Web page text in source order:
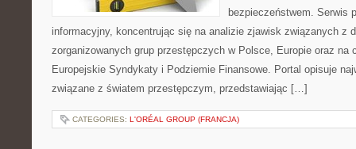
bezpieczeństwem. Serwis
informacyjny, koncentrując się na analizie zjawisk związanych z
zorganizowanych grup przestępczych w Polsce, Europie oraz na
Europejskie Syndykaty i Podziemie Finansowe. Portal opisuje
związane z światem przestępczym, przedstawiając […]
CATEGORIES: L'ORÉAL GROUP (FRANCJA)